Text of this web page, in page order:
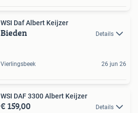
WSI Daf Albert Keijzer
Bieden Details
Vierlingsbeek 26 jun 26
WSI DAF 3300 Albert Keijzer
€ 159,00 Details